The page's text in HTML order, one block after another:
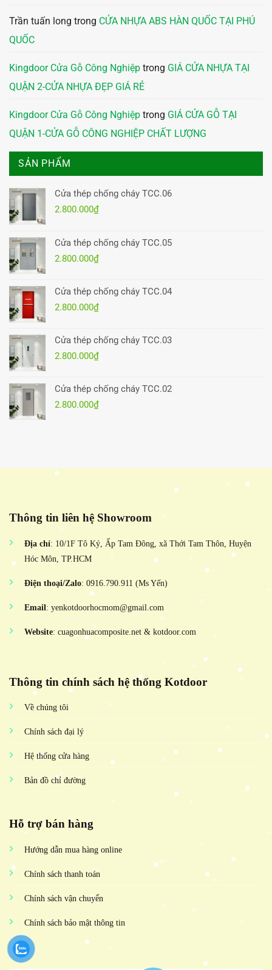
Trần tuấn long trong CỬA NHỰA ABS HÀN QUỐC TẠI PHÚ
QUỐC
Kingdoor Cửa Gỗ Công Nghiệp trong GIÁ CỬA NHỰA TẠI
QUẬN 2-CỬA NHỰA ĐẸP GIÁ RẺ
Kingdoor Cửa Gỗ Công Nghiệp trong GIÁ CỬA GỖ TẠI
QUẬN 1-CỬA GỖ CÔNG NGHIỆP CHẤT LƯỢNG
SẢN PHẨM
Cửa thép chống cháy TCC.06
2.800.000₫
Cửa thép chống cháy TCC.05
2.800.000₫
Cửa thép chống cháy TCC.04
2.800.000₫
Cửa thép chống cháy TCC.03
2.800.000₫
Cửa thép chống cháy TCC.02
2.800.000₫
Thông tin liên hệ Showroom
Địa chỉ: 10/1F Tô Ký, Ấp Tam Đông, xã Thới Tam Thôn, Huyện
Hóc Môn, TP.HCM
Điện thoại/Zalo: 0916.790.911 (Ms Yến)
Email: yenkotdoorhocmom@gmail.com
Website: cuagonhuacomposite.net & kotdoor.com
Thông tin chính sách hệ thống Kotdoor
Về chúng tôi
Chính sách đại lý
Hệ thống cửa hàng
Bản đồ chỉ đường
Hỗ trợ bán hàng
Hướng dẫn mua hàng online
Chính sách thanh toán
Chính sách vận chuyển
Chính sách bảo mật thông tin